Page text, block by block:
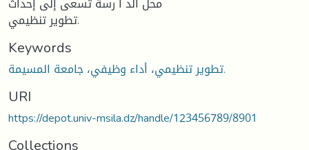
تطوير تنظيمي.
Keywords
تطوير تنظيمي، أداء وظيفي، جامعة المسيمة.
URI
https://depot.univ-msila.dz/handle/123456789/8901